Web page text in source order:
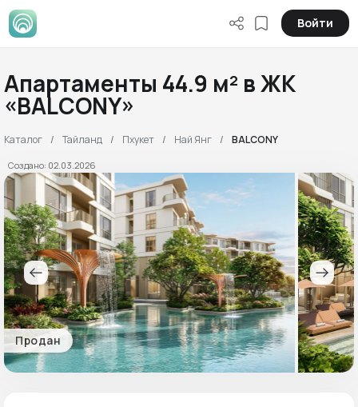
Войти
Апартаменты 44.9 м² в ЖК
«BALCONY»
Каталог Тайланд Пхукет Най Янг BALCONY
Создано: 02.03.2026
Продан